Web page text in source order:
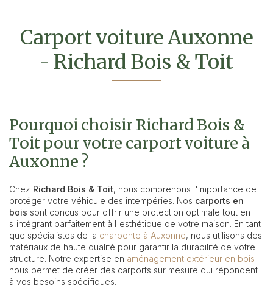
Carport voiture Auxonne
- Richard Bois & Toit
Pourquoi choisir Richard Bois &
Toit pour votre carport voiture à
Auxonne ?
Chez Richard Bois & Toit, nous comprenons l'importance de
protéger votre véhicule des intempéries. Nos carports en
bois sont conçus pour offrir une protection optimale tout en
s'intégrant parfaitement à l'esthétique de votre maison. En tant
que spécialistes de la charpente à Auxonne, nous utilisons des
matériaux de haute qualité pour garantir la durabilité de votre
structure. Notre expertise en aménagement extérieur en bois
nous permet de créer des carports sur mesure qui répondent
à vos besoins spécifiques.